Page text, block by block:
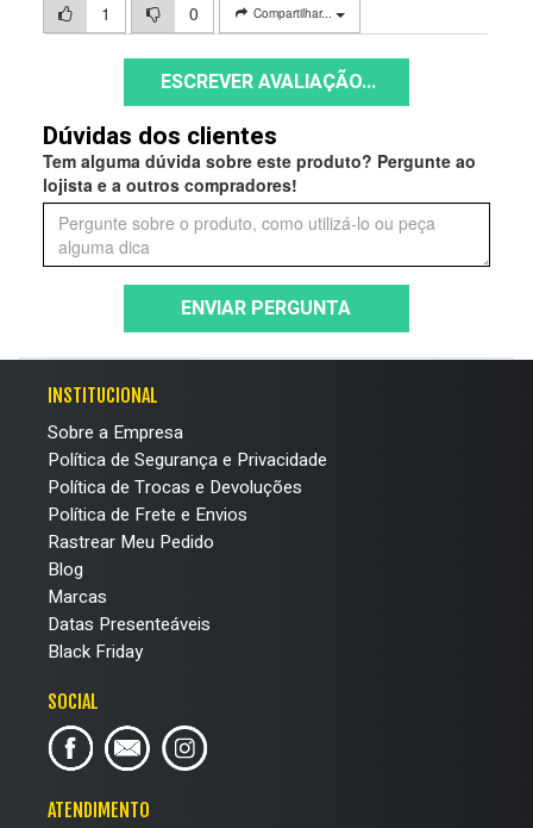
1 0 Compartilhar...
ESCREVER AVALIAÇÃO...
Dúvidas dos clientes
Tem alguma dúvida sobre este produto? Pergunte ao
lojista e a outros compradores!
ENVIAR PERGUNTA
INSTITUCIONAL
Sobre a Empresa
Política de Segurança e Privacidade
Política de Trocas e Devoluções
Política de Frete e Envios
Rastrear Meu Pedido
Blog
Marcas
Datas Presenteáveis
Black Friday
SOCIAL
ATENDIMENTO